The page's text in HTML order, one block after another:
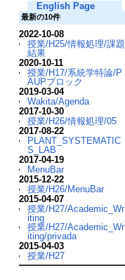
English Page
最新の10件
2022-10-08
授業/H25/情報処理/課題
結果
2020-10-11
授業/H17/系統学特論/P
AUPブロック
2019-03-04
Wakita/Agenda
2017-10-30
授業/H26/情報処理/05
2017-08-22
PLANT_SYSTEMATIC
S_LAB
2017-04-19
MenuBar
2015-12-22
授業/H26/MenuBar
2015-04-07
授業/H27/Academic_Wr
iting
授業/H27/Academic_Wr
iting/privada
2015-04-03
授業/H27